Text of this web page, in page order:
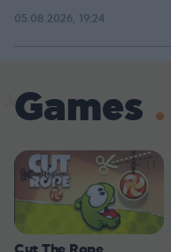
05.08.2026, 19:24
Games